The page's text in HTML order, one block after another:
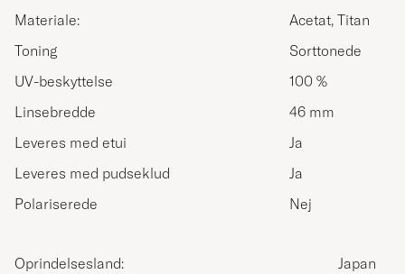
Materiale:
Acetat, Titan
Toning
Sorttonede
UV-beskyttelse
100 %
Linsebredde
46 mm
Leveres med etui
Ja
Leveres med pudseklud
Ja
Polariserede
Nej
Oprindelsesland: Japan